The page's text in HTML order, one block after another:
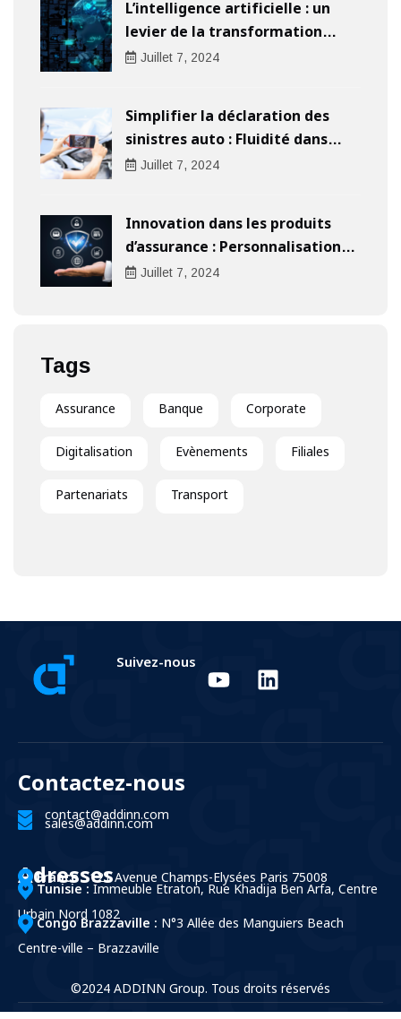
L’intelligence artificielle : un
levier de la transformation
digitale pour les entreprises
Juillet 7, 2024
Simplifier la déclaration des
sinistres auto : Fluidité dans
l’indemnisation
Juillet 7, 2024
Innovation dans les produits
d’assurance : Personnalisation
au cœur de l’expérience client
Juillet 7, 2024
Tags
Assurance Banque Corporate
Digitalisation Evènements Filiales
Partenariats Transport
Suivez-nous
Contactez-nous
contact@addinn.com
sales@addinn.com
Adresses
France :121 Avenue Champs-Elysées Paris 75008
Tunisie : Immeuble Etraton, Rue Khadija Ben Arfa, Centre
Urbain Nord 1082
Congo Brazzaville : N°3 Allée des Manguiers Beach
Centre-ville – Brazzaville
©2024 ADDINN Group. Tous droits réservés